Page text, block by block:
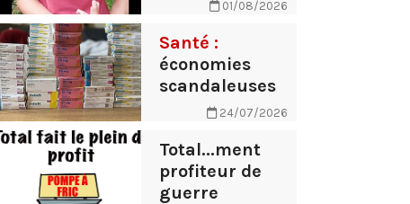
01/08/2026
Santé :
économies
scandaleuses
24/07/2026
Total...ment
profiteur de
guerre